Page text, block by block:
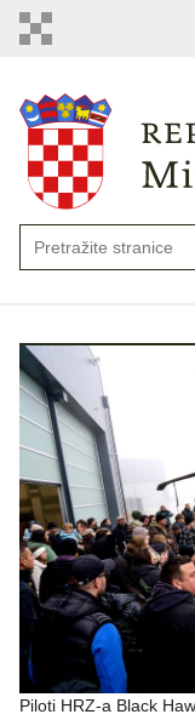
Piloti HRZ-a Black